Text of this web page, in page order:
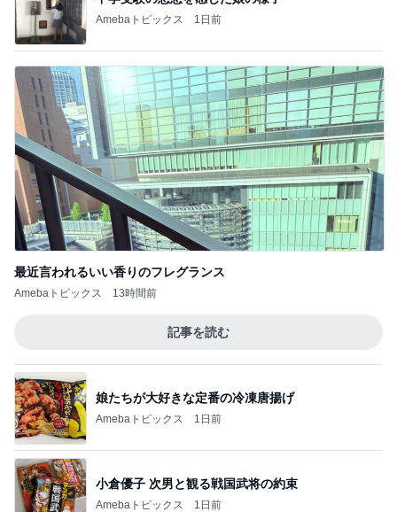
Amebaトピックス 1日前
最近言われるいい香りのフレグランス
Amebaトピックス 13時間前
記事を読む
娘たちが大好きな定番の冷凍唐揚げ
Amebaトピックス 1日前
小倉優子 次男と観る戦国武将の約束
Amebaトピックス 1日前